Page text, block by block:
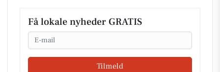
Få lokale nyheder GRATIS
Email
Tilmeld